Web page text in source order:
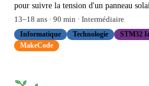
pour suivre la tension d'un panneau
13–18 ans · 90 min · Intermédiaire
Informatique
Technologie STM32
MakeCode